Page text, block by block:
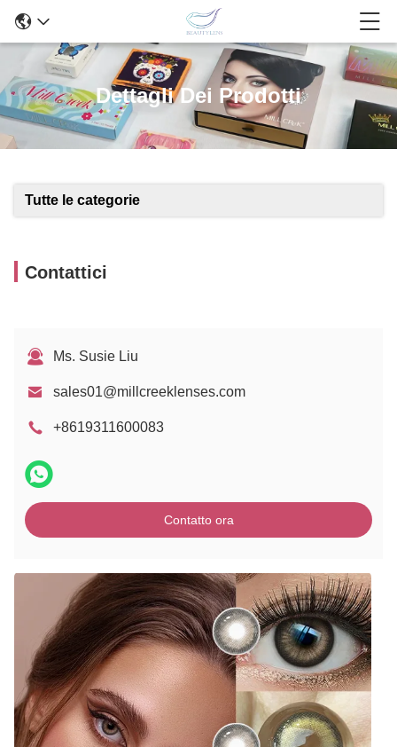
Dettagli Dei Prodotti
Tutte le categorie
Contattici
Ms. Susie Liu
sales01@millcreeklenses.com
+8619311600083
Contatto ora